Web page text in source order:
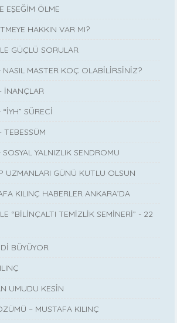
EŞEĞİM ÖLME
HAKKIN VAR MI?
GÜÇLÜ SORULAR
NASIL MASTER KOÇ OLABİLİRSİNİZ?
İNANÇLAR
SÜRECİ
TEBESSÜM
YALNIZLIK SENDROMU
UZMANLARI GÜNÜ KUTLU OLSUN
KILINÇ HABERLER ANKARA’DA
“BİLİNÇALTI TEMİZLİK SEMİNERİ” - 22
BÜYÜYOR
UMUDU KESİN
– MUSTAFA KILINÇ